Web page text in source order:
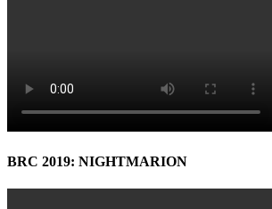
BRC 2019: NIGHTMARION